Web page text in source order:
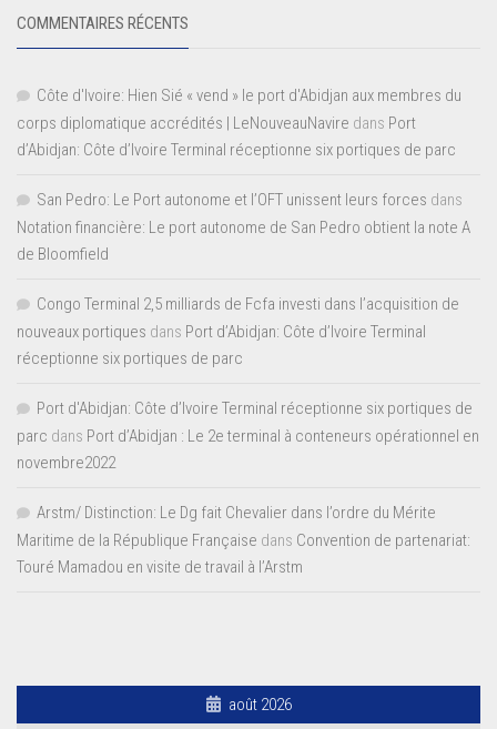
COMMENTAIRES RÉCENTS
Côte d'Ivoire: Hien Sié « vend » le port d'Abidjan aux membres du
corps diplomatique accrédités | LeNouveauNavire dans Port
d’Abidjan: Côte d’Ivoire Terminal réceptionne six portiques de parc
San Pedro: Le Port autonome et l’OFT unissent leurs forces dans
Notation financière: Le port autonome de San Pedro obtient la note A
de Bloomfield
Congo Terminal 2,5 milliards de Fcfa investi dans l’acquisition de
nouveaux portiques dans Port d’Abidjan: Côte d’Ivoire Terminal
réceptionne six portiques de parc
Port d'Abidjan: Côte d’Ivoire Terminal réceptionne six portiques de
parc dans Port d’Abidjan : Le 2e terminal à conteneurs opérationnel en
novembre2022
Arstm/ Distinction: Le Dg fait Chevalier dans l’ordre du Mérite
Maritime de la République Française dans Convention de partenariat:
Touré Mamadou en visite de travail à l’Arstm
août 2026